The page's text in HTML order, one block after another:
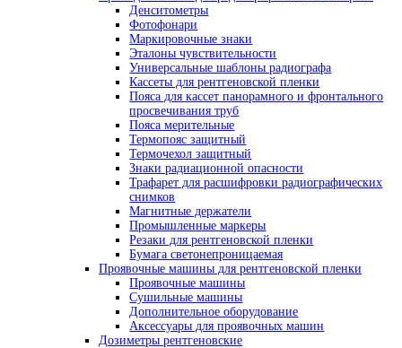
Переносные аппараты постоянного
Стационарные рентгеновские аппараты
Штативы, устройства крепления
Системы оцифровки рентгеновских снимков
Промышленные негатоскопы
Кроулеры рентгеновские
Промышленная рентгеновская пленка
AGFA
Kodak
Тасма
Рентгено-телевизионные системы
Камеры биологической защиты
Рентгено-телевизионные системы
YXLON
Рентгено-телевизионные системы
BOSELLO
Рентгеновские проявители и фиксажи
Ручная проявка
Машинная проявка
Усиливающие экраны
Экраны усиливающие флюоресцентные